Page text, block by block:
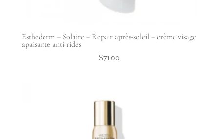
Esthederm – Solaire – Repair après-soleil – crème visage
apaisante anti-rides
$71.00